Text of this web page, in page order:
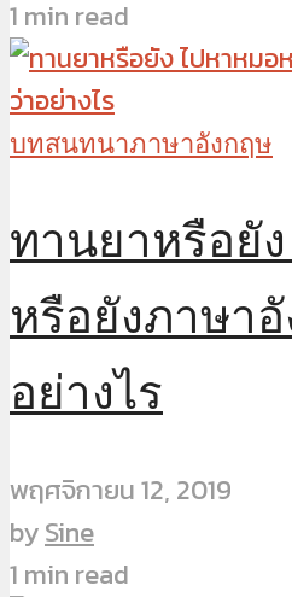
1 min read
บทสนทนาภาษาอังกฤษ
ทานยาหรือยั
หรือยังภาษา
อย่างไร
พฤศจิกายน 12, 2019
bySine
1 min read